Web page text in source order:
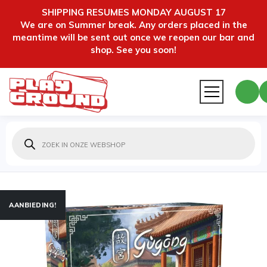
SHIPPING RESUMES MONDAY AUGUST 17
We are on Summer break. Any orders placed in the
meantime will be sent out once we reopen our bar and
shop. See you soon!
zoeken
AANBIEDING!